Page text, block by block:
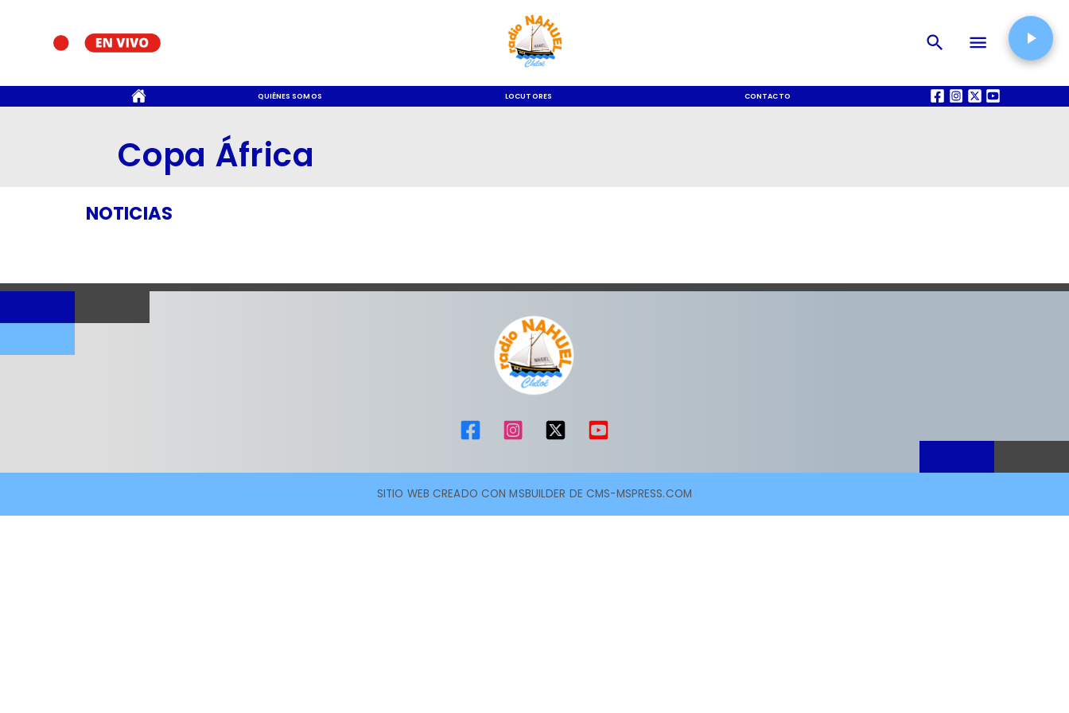
QUIÉNES SOMOS LOCUTORES CONTACTO QUIÉNES SOMOS
Copa África
NOTICIAS
SITIO WEB CREADO CON MSBUILDER DE CMS-MSPRESS.COM